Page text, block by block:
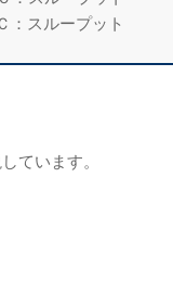
スループット
ています。